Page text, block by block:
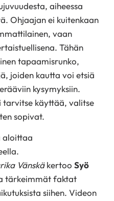
aiheessa
Ohjaajan ei kuitenkaan
vaan
Tähän
tapaamisrunko,
joiden kautta voi etsiä
kysymyksiin.
tarvitse käyttää, valitse
sopivat.
aloittaa
VänskäkertooSyö
tärkeimmät faktat
siihen. Videon